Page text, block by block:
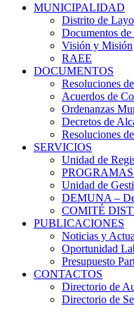
MUNICIPALIDAD
Distrito de
Documentos
Visión y Misión
RAEE
DOCUMENTOS
Resoluciones
Acuerdos de
Ordenanzas
Decretos de
Resoluciones
SERVICIOS
Unidad de
Unidad de
DEMUNA –
COMITÉ
PUBLICACIONES
Noticias y
Oportunidad
Presupuesto
CONTACTOS
Directorio de
Directorio de